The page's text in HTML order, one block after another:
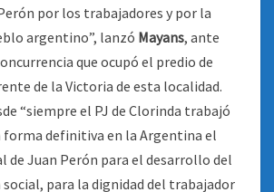
por los trabajadores y por la
argentino”, lanzó Mayans, ante
que ocupó el predio de
de la Victoria de esta localidad.
“siempre el PJ de Clorinda trabajó
forma definitiva en la Argentina el
de Juan Perón para el desarrollo del
para la dignidad del trabajador